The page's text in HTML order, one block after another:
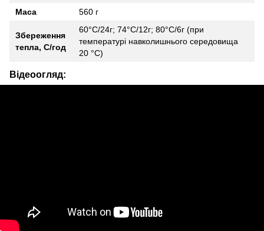
Маса 560 г
Збереження
тепла, C/год
60°С/24г; 74°С/12г; 80°С/6г (при
температурі навколишнього середовища
20 °С)
Відеоогляд: